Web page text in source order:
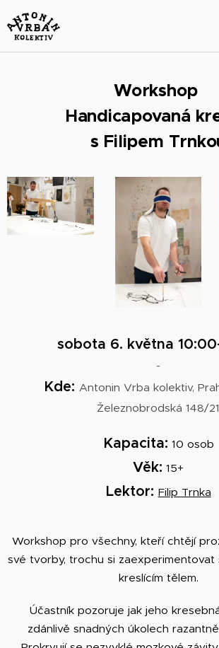
Workshop
Handicapovaná
s Filipem
sobota 6. května
-
Kde: Antonin Vrba kolektiv,
Železnobrodská 148/21
Kapacita: 10 osob
Věk: 15+
Lektor: Filip Trnka
Workshop pro všechny, kteří chtějí
své tvorby, trochu si zaexperimentovat
kreslícím tělem.
Účastník pozoruje jak jeho
zdánlivě snadných úkolech